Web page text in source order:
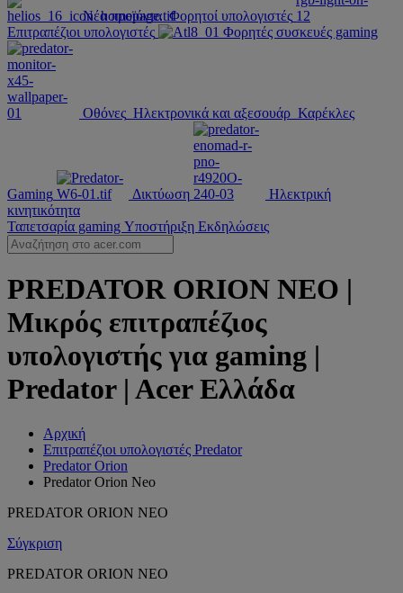
Νέα προϊόντα Φορητοί υπολογιστές
Επιτραπέζιοι υπολογιστές
Φορητές συσκευές gaming
Οθόνες Ηλεκτρονικά και αξεσουάρ Καρέκλες
Gaming Δικτύωση
Ηλεκτρική
κινητικότητα
Ταπετσαρία gaming Υποστήριξη Εκδηλώσεις
PREDATOR ORION NEO |
Μικρός επιτραπέζιος
υπολογιστής για gaming |
Predator | Acer Ελλάδα
Αρχική
Επιτραπέζιοι υπολογιστές Predator
Predator Orion
Predator Orion Neo
PREDATOR ORION NEO
Σύγκριση
PREDATOR ORION NEO